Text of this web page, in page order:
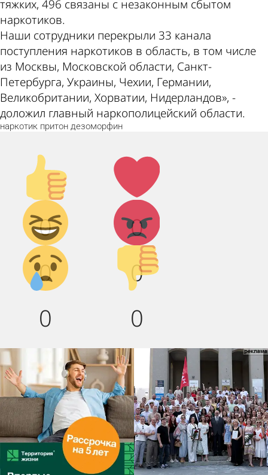
тяжких, 496 связаны с незаконным сбытом
наркотиков.
Наши сотрудники перекрыли 33 канала
поступления наркотиков в область, в том числе
из Москвы, Московской области, Санкт-
Петербурга, Украины, Чехии, Германии,
Великобритании, Хорватии, Нидерландов», -
доложил главный наркополицейский области.
наркотик притон дезоморфин
Палец
вверх!
0
Лайк!
0
Дикий
смех!
0
Агрессия!
0
Грусть :(
0
Палец
вниз!
0